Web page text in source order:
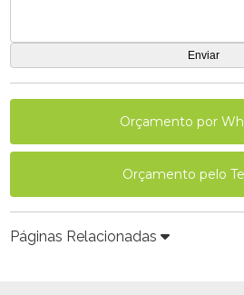
Orçamento por
Orçamento pelo
Páginas Relacionadas